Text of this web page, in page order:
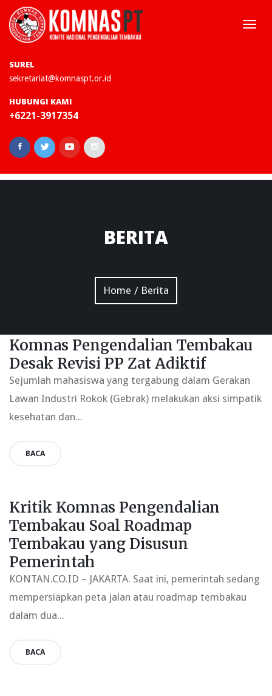
SUREL
sekretariat@komnaspt.or.id
HUBUNGI KAMI
+6221-3917354
BERITA
Home / Berita
Komnas Pengendalian Tembakau
Desak Revisi PP Zat Adiktif
Sejumlah mahasiswa yang tergabung dalam Gerakan
Lawan Industri Rokok (Gebrak) melakukan aksi simpatik
kesehatan dan...
BACA
Kritik Komnas Pengendalian
Tembakau Soal Roadmap
Tembakau yang Disusun
Pemerintah
KONTAN.CO.ID – JAKARTA. Saat ini, pemerintah sedang
mempersiapkan peta jalan atau roadmap tembakau
dalam dua...
BACA